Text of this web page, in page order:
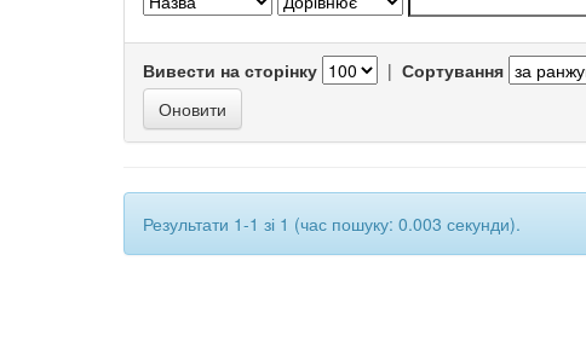
Вивести на сторінку | Сортування
Результати 1-1 зі 1 (час пошуку: 0.003 секунди).